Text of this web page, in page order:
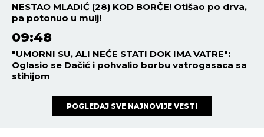
NESTAO MLADIĆ (28) KOD BORČE! Otišao po drva,
pa potonuo u mulj!
09:48
"UMORNI SU, ALI NEĆE STATI DOK IMA VATRE":
Oglasio se Dačić i pohvalio borbu vatrogasaca sa
stihijom
POGLEDAJ SVE NAJNOVIJE VESTI